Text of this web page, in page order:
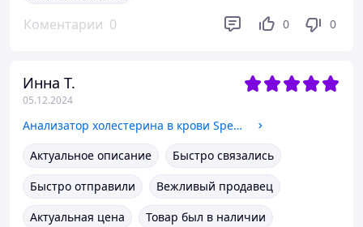
Коментарии 0 0 0
Инна Т.
05.12.2024
Анализатор холестерина в крови SpeedGUC
Актуальное описание
Быстро связались
Быстро отправили
Вежливый продавец
Актуальная цена
Товар был в наличии